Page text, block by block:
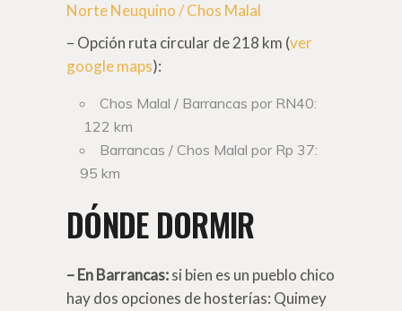
Norte Neuquino / Chos Malal
– Opción ruta circular de 218 km (ver
google maps):
Chos Malal / Barrancas por RN40:
122 km
Barrancas / Chos Malal por Rp 37:
95 km
DÓNDE DORMIR
– En Barrancas:si bien es un pueblo chico
hay dos opciones de hosterías: Quimey